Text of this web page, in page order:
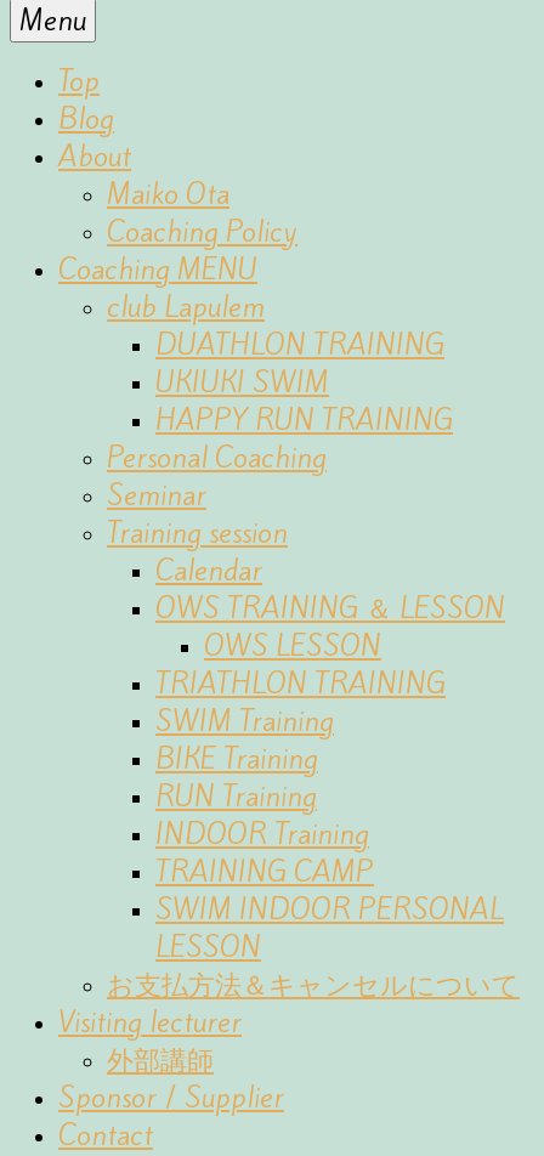
for
the
sports
Menu
Top
Blog
About
Maiko Ota
Coaching Policy
Coaching MENU
club Lapulem
DUATHLON TRAINING
UKIUKI SWIM
HAPPY RUN TRAINING
Personal Coaching
Seminar
Training session
Calendar
OWS TRAINING ＆ LESSON
OWS LESSON
TRIATHLON TRAINING
SWIM Training
BIKE Training
RUN Training
INDOOR Training
TRAINING CAMP
SWIM INDOOR PERSONAL
LESSON
お支払方法＆キャンセルについて
Visiting lecturer
外部講師
Sponsor / Supplier
Contact